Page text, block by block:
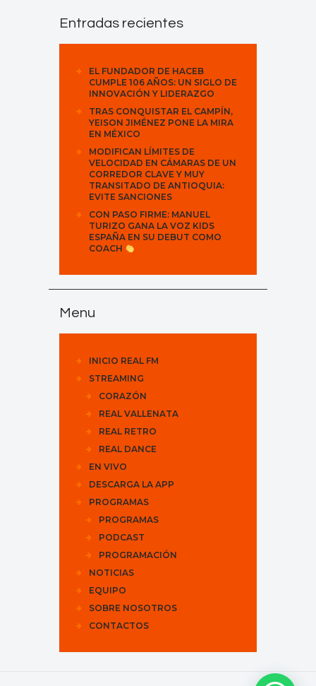
Entradas recientes
EL FUNDADOR DE HACEB
CUMPLE 106 AÑOS: UN SIGLO DE
INNOVACIÓN Y LIDERAZGO
TRAS CONQUISTAR EL CAMPÍN,
YEISON JIMÉNEZ PONE LA MIRA
EN MÉXICO
MODIFICAN LÍMITES DE
VELOCIDAD EN CÁMARAS DE UN
CORREDOR CLAVE Y MUY
TRANSITADO DE ANTIOQUIA:
EVITE SANCIONES
CON PASO FIRME: MANUEL
TURIZO GANA LA VOZ KIDS
ESPAÑA EN SU DEBUT COMO
COACH
Menu
INICIO REAL FM
STREAMING
CORAZÓN
REAL VALLENATA
REAL RETRO
REAL DANCE
EN VIVO
DESCARGA LA APP
PROGRAMAS
PROGRAMAS
PODCAST
PROGRAMACIÓN
NOTICIAS
EQUIPO
SOBRE NOSOTROS
CONTACTOS